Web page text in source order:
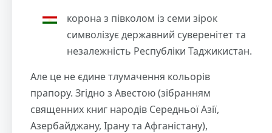
корона з півколом із семи зірок
символізує державний суверенітет та
незалежність Республіки Таджикистан.
Але це не єдине тлумачення кольорів
прапору. Згідно з Авестою (зібранням
священних книг народів Середньої Азії,
Азербайджану, Ірану та Афганістану),